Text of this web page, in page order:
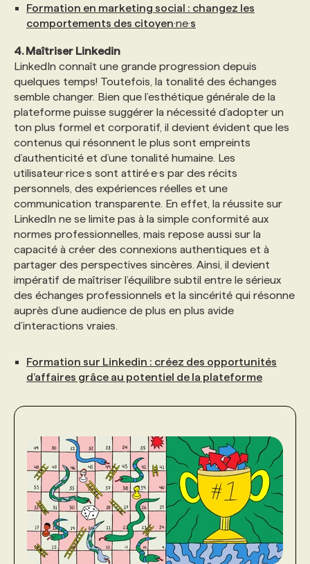
Formation en marketing social : changez les
comportements des citoyen·ne·s
4. Maîtriser Linkedin
LinkedIn connaît une grande progression depuis
quelques temps! Toutefois, la tonalité des échanges
semble changer. Bien que l’esthétique générale de la
plateforme puisse suggérer la nécessité d’adopter un
ton plus formel et corporatif, il devient évident que les
contenus qui résonnent le plus sont empreints
d’authenticité et d’une tonalité humaine. Les
utilisateur·rice·s sont attiré·e·s par des récits
personnels, des expériences réelles et une
communication transparente. En effet, la réussite sur
LinkedIn ne se limite pas à la simple conformité aux
normes professionnelles, mais repose aussi sur la
capacité à créer des connexions authentiques et à
partager des perspectives sincères. Ainsi, il devient
impératif de maîtriser l’équilibre subtil entre le sérieux
des échanges professionnels et la sincérité qui résonne
auprès d’une audience de plus en plus avide
d’interactions vraies.
Formation sur Linkedin : créez des opportunités
d’affaires grâce au potentiel de la plateforme